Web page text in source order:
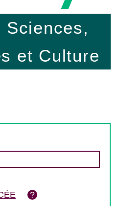
Sciences,
et Culture